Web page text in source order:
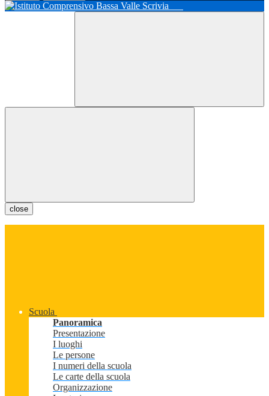
close
Scuola
Panoramica
Presentazione
I luoghi
Le persone
I numeri della scuola
Le carte della scuola
Organizzazione